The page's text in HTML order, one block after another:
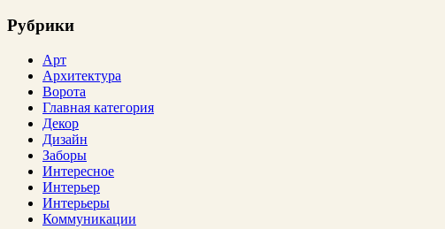
Рубрики
Арт
Архитектура
Ворота
Главная категория
Декор
Дизайн
Заборы
Интересное
Интерьер
Интерьеры
Коммуникации